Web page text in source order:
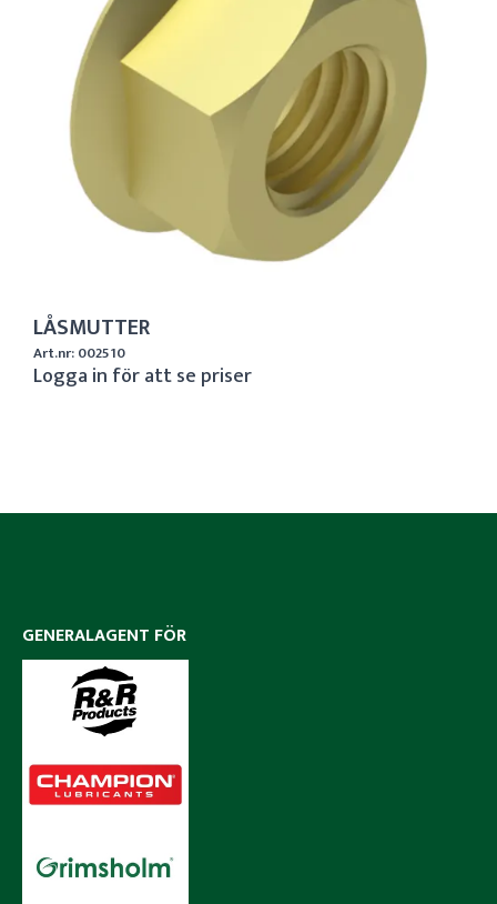
LÅSMUTTER
Art.nr: 002510
Logga in för att se priser
GENERALAGENT FÖR